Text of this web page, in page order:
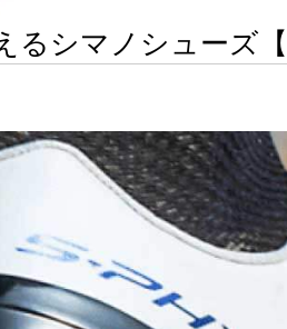
るシマノシューズ